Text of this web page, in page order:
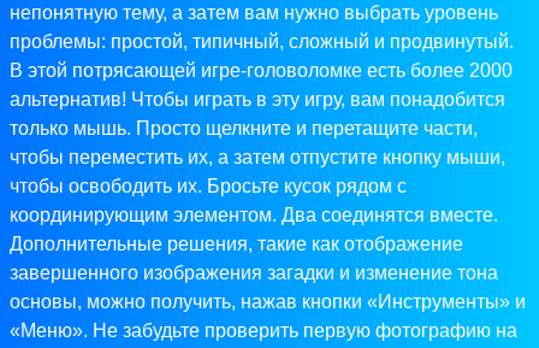
непонятную тему, а затем вам нужно выбрать уровень
проблемы: простой, типичный, сложный и продвинутый.
В этой потрясающей игре-головоломке есть более 2000
альтернатив! Чтобы играть в эту игру, вам понадобится
только мышь. Просто щелкните и перетащите части,
чтобы переместить их, а затем отпустите кнопку мыши,
чтобы освободить их. Бросьте кусок рядом с
координирующим элементом. Два соединятся вместе.
Дополнительные решения, такие как отображение
завершенного изображения загадки и изменение тона
основы, можно получить, нажав кнопки «Инструменты» и
«Меню». Не забудьте проверить первую фотографию на